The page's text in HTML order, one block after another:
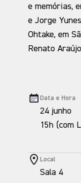
e memórias,
e Jorge
Ohtake, em
Renato
Data e Hora
24 junho
15h (com
Local
Sala 4